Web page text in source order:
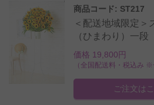
商品コード: ST217
＜配送地域限定
（ひまわり）一段
価格 19,800円
（全国配送料・税込み ※
ご注文は